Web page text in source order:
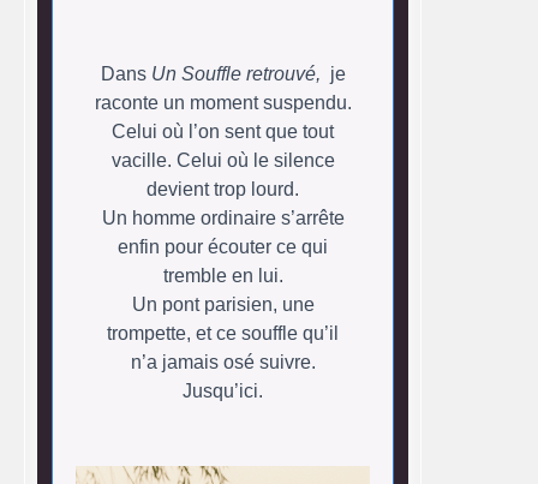
Dans Un Souffle retrouvé, je
raconte un moment suspendu.
Celui où l’on sent que tout
vacille. Celui où le silence
devient trop lourd.
Un homme ordinaire s’arrête
enfin pour écouter ce qui
tremble en lui.
Un pont parisien, une
trompette, et ce souffle qu’il
n’a jamais osé suivre.
Jusqu’ici.